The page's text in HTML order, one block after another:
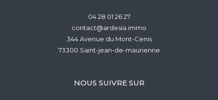
04 28 01 26 27
contact@ardesia.immo
344 Avenue du Mont-Cenis
73300
saint-jean-de-maurienne
NOUS SUIVRE SUR